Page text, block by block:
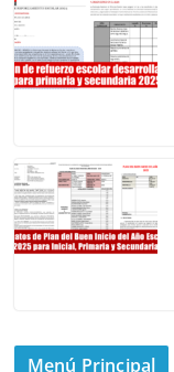
Menú Principal